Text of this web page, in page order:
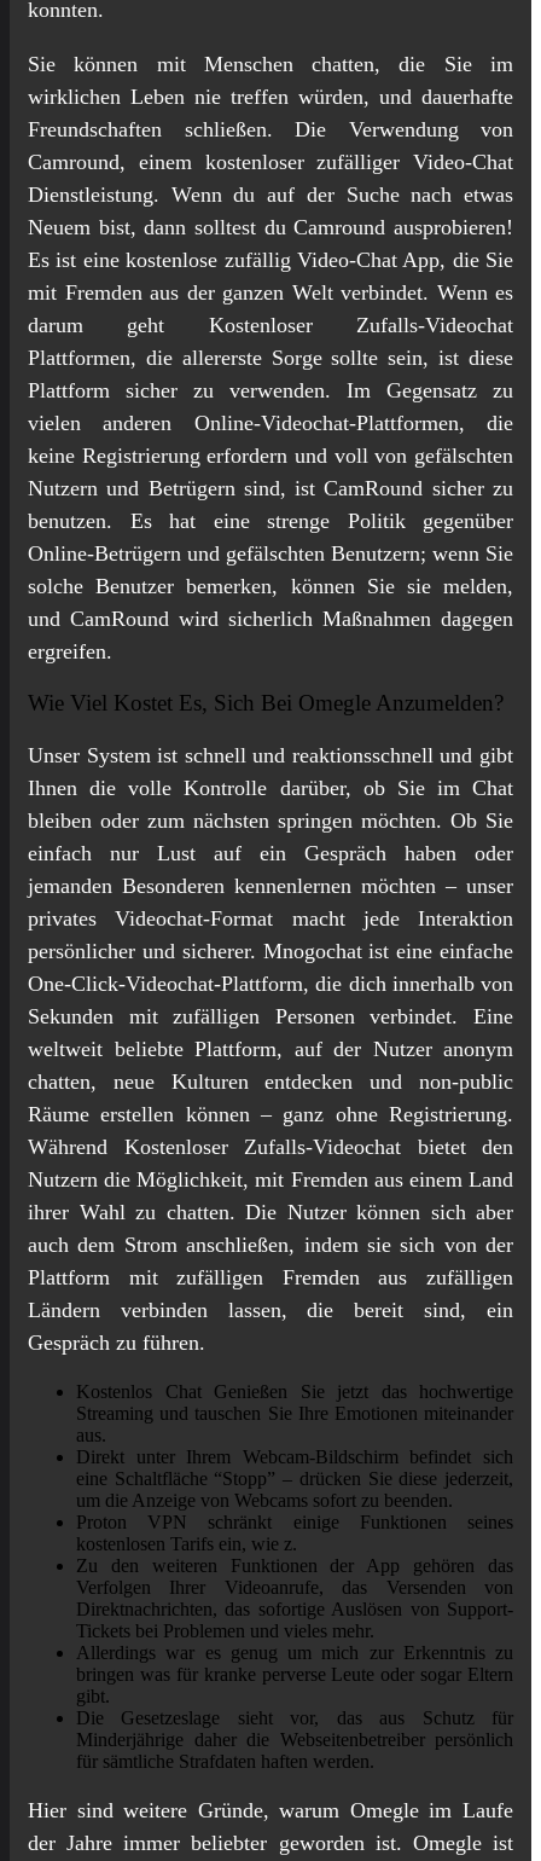
konnten.
Sie können mit Menschen chatten, die Sie im
wirklichen Leben nie treffen würden, und dauerhafte
Freundschaften schließen. Die Verwendung von
Camround, einem kostenloser zufälliger Video-Chat
Dienstleistung. Wenn du auf der Suche nach etwas
Neuem bist, dann solltest du Camround ausprobieren!
Es ist eine kostenlose zufällig Video-Chat App, die Sie
mit Fremden aus der ganzen Welt verbindet. Wenn es
darum geht Kostenloser Zufalls-Videochat
Plattformen, die allererste Sorge sollte sein, ist diese
Plattform sicher zu verwenden. Im Gegensatz zu
vielen anderen Online-Videochat-Plattformen, die
keine Registrierung erfordern und voll von gefälschten
Nutzern und Betrügern sind, ist CamRound sicher zu
benutzen. Es hat eine strenge Politik gegenüber
Online-Betrügern und gefälschten Benutzern; wenn Sie
solche Benutzer bemerken, können Sie sie melden,
und CamRound wird sicherlich Maßnahmen dagegen
ergreifen.
Wie Viel Kostet Es, Sich Bei Omegle Anzumelden?
Unser System ist schnell und reaktionsschnell und gibt
Ihnen die volle Kontrolle darüber, ob Sie im Chat
bleiben oder zum nächsten springen möchten. Ob Sie
einfach nur Lust auf ein Gespräch haben oder
jemanden Besonderen kennenlernen möchten – unser
privates Videochat-Format macht jede Interaktion
persönlicher und sicherer. Mnogochat ist eine einfache
One-Click-Videochat-Plattform, die dich innerhalb von
Sekunden mit zufälligen Personen verbindet. Eine
weltweit beliebte Plattform, auf der Nutzer anonym
chatten, neue Kulturen entdecken und non-public
Räume erstellen können – ganz ohne Registrierung.
Während Kostenloser Zufalls-Videochat bietet den
Nutzern die Möglichkeit, mit Fremden aus einem Land
ihrer Wahl zu chatten. Die Nutzer können sich aber
auch dem Strom anschließen, indem sie sich von der
Plattform mit zufälligen Fremden aus zufälligen
Ländern verbinden lassen, die bereit sind, ein
Gespräch zu führen.
Kostenlos Chat Genießen Sie jetzt das hochwertige
Streaming und tauschen Sie Ihre Emotionen miteinander
aus.
Direkt unter Ihrem Webcam-Bildschirm befindet sich
eine Schaltfläche “Stopp” – drücken Sie diese jederzeit,
um die Anzeige von Webcams sofort zu beenden.
Proton VPN schränkt einige Funktionen seines
kostenlosen Tarifs ein, wie z.
Zu den weiteren Funktionen der App gehören das
Verfolgen Ihrer Videoanrufe, das Versenden von
Direktnachrichten, das sofortige Auslösen von Support-
Tickets bei Problemen und vieles mehr.
Allerdings war es genug um mich zur Erkenntnis zu
bringen was für kranke perverse Leute oder sogar Eltern
gibt.
Die Gesetzeslage sieht vor, das aus Schutz für
Minderjährige daher die Webseitenbetreiber persönlich
für sämtliche Strafdaten haften werden.
Hier sind weitere Gründe, warum Omegle im Laufe
der Jahre immer beliebter geworden ist. Omegle ist